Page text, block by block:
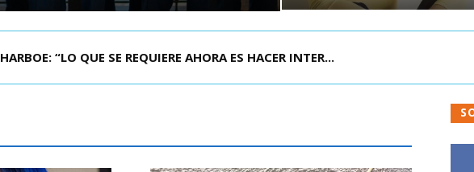
BIMINISTRO MAS POR IPC: “LA ECONOMÍA SE ESTÁ ENC...